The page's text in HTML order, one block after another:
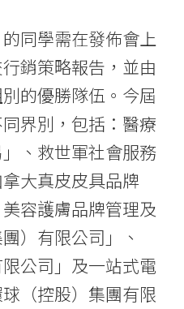
同學需在發佈會上
銷策略報告，並由
的優勝隊伍。今屆
界別，包括：醫療
、救世軍社會服務
大真皮皮具品牌
美容護膚品牌管理及
）有限公司」、
限公司」及一站式電
（控股）集團有限